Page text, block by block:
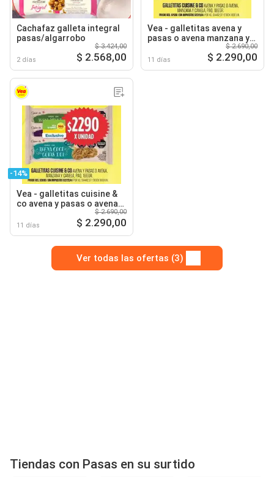
Cachafaz galleta integral
pasas/algarrobo
2 días
$ 3.424,00
$ 2.568,00
Vea - galletitas avena y
pasas o avena manzana y
11 días
$ 2.690,00
$ 2.290,00
-14%
Vea - galletitas cuisine &
co avena y pasas o avena
11 días
$ 2.690,00
$ 2.290,00
Ver todas las ofertas (3)
Tiendas con Pasas en su surtido